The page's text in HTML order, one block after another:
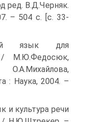
ред. В.Д.Черняк.
– 504 с. [с. 33-
язык для
/ М.Ю.Федосюк,
: Наука, 2004. –
и культура речи